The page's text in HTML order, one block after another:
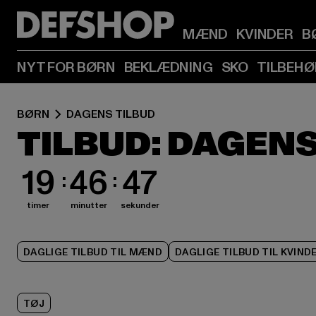
MÆND KVINDER
NYT FOR BØRN BEKLÆDNING SKO
BØRN DAGENS TILBUD
TILBUD:
19
timer 46
minutter 46
sekunder
DAGLIGE TILBUD TIL MÆND DAGLIGE TILBUD TIL
TØJ